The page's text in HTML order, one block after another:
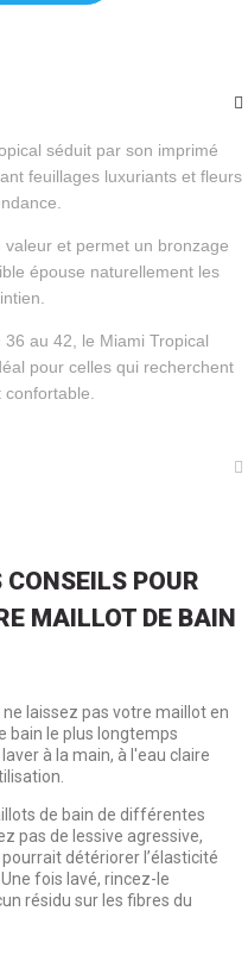
séduit par son imprimé
feuillages luxuriants et fleurs
et permet un bronzage
épouse naturellement les
au 42, le Miami Tropical
pour celles qui recherchent
POUR
MAILLOT DE BAIN
laissez pas votre maillot en
bain le plus longtemps
à la main, à l'eau claire
de bain de différentes
pas de lessive agressive,
pourrait détériorer l’élasticité
fois lavé, rincez-le
résidu sur les fibres du